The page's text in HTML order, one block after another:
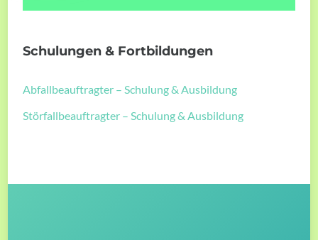
Schulungen & Fortbildungen
Abfallbeauftragter – Schulung & Ausbildung
Störfallbeauftragter – Schulung & Ausbildung